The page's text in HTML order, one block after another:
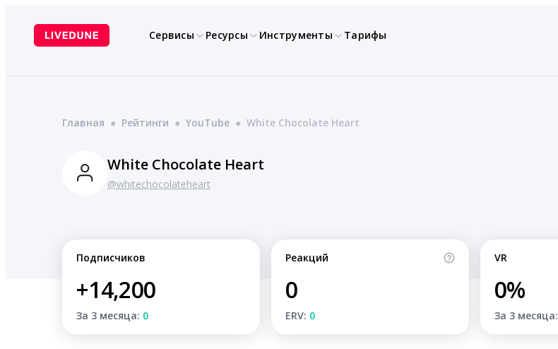
содержимому
Сервисы Ресурсы Инструменты Тарифы
Главная ● Рейтинги ● YouTube ● White Chocolate Heart
White Chocolate Heart
@whitechocolateheart
Подписчиков
+14,200
За 3 месяца: 0
Реакций
0
ERV: 0
VR
0%
За 3 месяца: